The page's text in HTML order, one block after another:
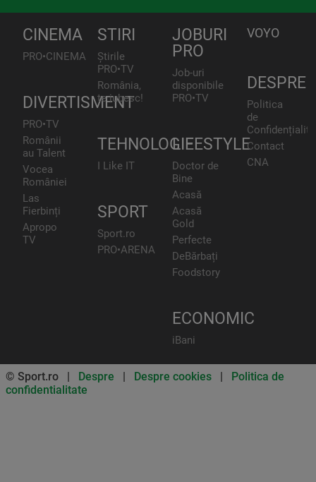
CINEMA
PRO•CINEMA
DIVERTISMENT
PRO•TV
Românii
au Talent
Vocea
României
Las
Fierbinți
Apropo
TV
STIRI
Știrile
PRO•TV
România,
te iubesc!
TEHNOLOGIE
I Like IT
SPORT
Sport.ro
PRO•ARENA
JOBURI
PRO
Job-uri
disponibile
PRO•TV
LIFESTYLE
Doctor de
Bine
Acasă
Acasă
Gold
Perfecte
DeBărbați
Foodstory
ECONOMIC
iBani
VOYO
DESPRE
Politica
de
Contact
CNA
© Sport.ro | Despre | Despre cookies | Politica de
confidentialitate